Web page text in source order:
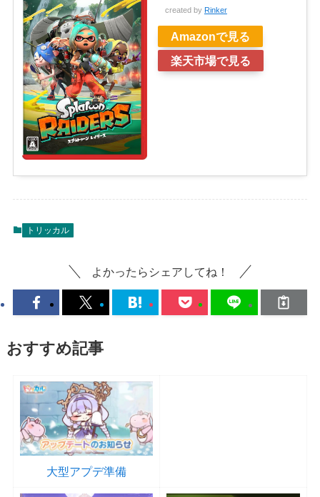
created by Rinker
Amazonで見る
楽天市場で見る
トリッカル
よかったらシェアしてね！
おすすめ記事
大型アプデ準備